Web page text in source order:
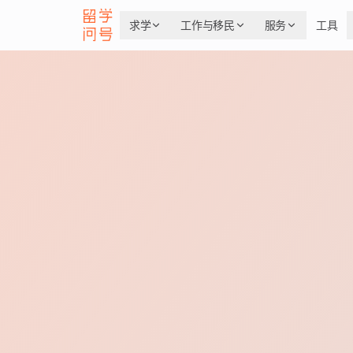
求学 工作与移民 服务 工具